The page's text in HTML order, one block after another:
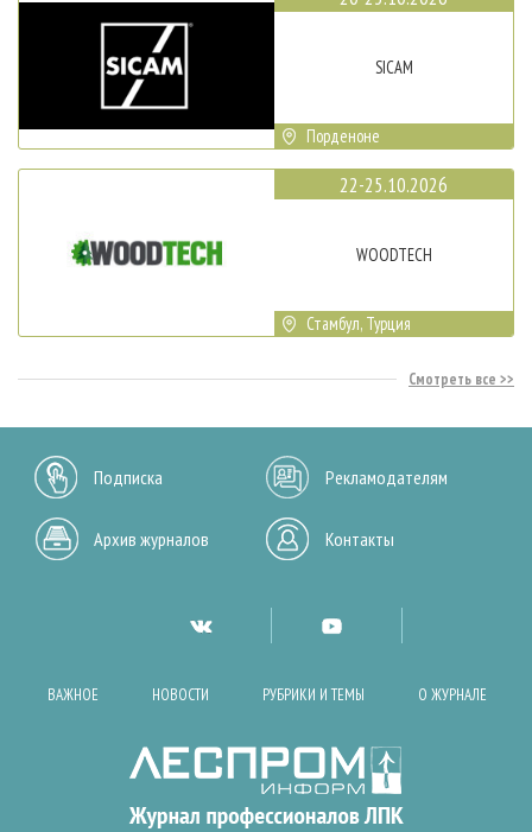
SICAM
Порденоне
22-25.10.2026
WOODTECH
Стамбул, Турция
Смотреть все
Подписка Рекламодателям
Архив журналов Контакты
ВАЖНОЕ НОВОСТИ РУБРИКИ И ТЕМЫ О ЖУРНАЛЕ